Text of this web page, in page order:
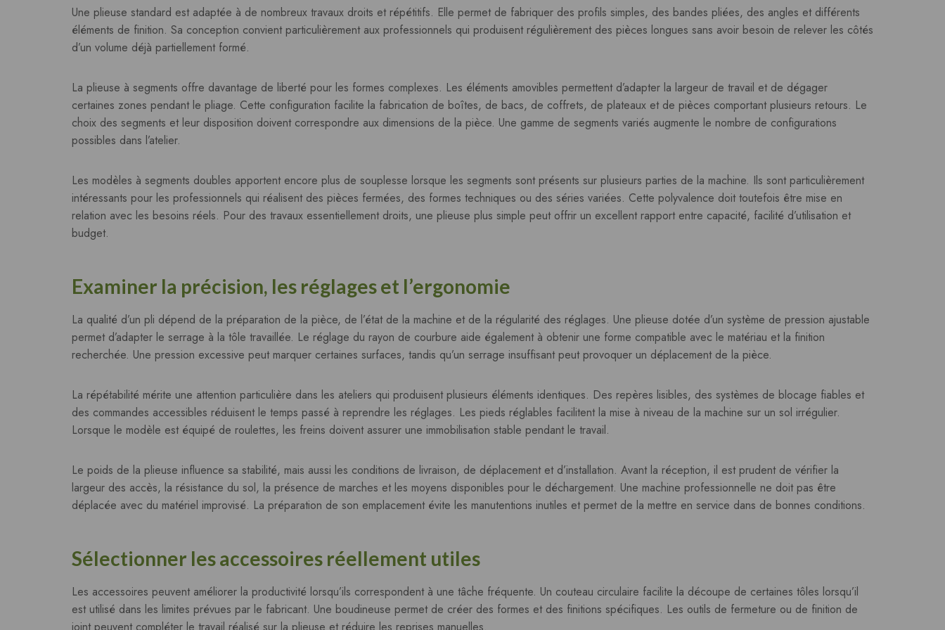
Une plieuse standard est adaptée à de nombreux travaux droits et répétitifs. Elle permet de fabriquer des profils simples, des bandes pliées, des angles et différents
éléments de finition. Sa conception convient particulièrement aux professionnels qui produisent régulièrement des pièces longues sans avoir besoin de relever les côtés
d’un volume déjà partiellement formé.
La plieuse à segments offre davantage de liberté pour les formes complexes. Les éléments amovibles permettent d’adapter la largeur de travail et de dégager
certaines zones pendant le pliage. Cette configuration facilite la fabrication de boîtes, de bacs, de coffrets, de plateaux et de pièces comportant plusieurs retours. Le
choix des segments et leur disposition doivent correspondre aux dimensions de la pièce. Une gamme de segments variés augmente le nombre de configurations
possibles dans l’atelier.
Les modèles à segments doubles apportent encore plus de souplesse lorsque les segments sont présents sur plusieurs parties de la machine. Ils sont particulièrement
intéressants pour les professionnels qui réalisent des pièces fermées, des formes techniques ou des séries variées. Cette polyvalence doit toutefois être mise en
relation avec les besoins réels. Pour des travaux essentiellement droits, une plieuse plus simple peut offrir un excellent rapport entre capacité, facilité d’utilisation et
budget.
Examiner la précision, les réglages et l’ergonomie
La qualité d’un pli dépend de la préparation de la pièce, de l’état de la machine et de la régularité des réglages. Une plieuse dotée d’un système de pression ajustable
permet d’adapter le serrage à la tôle travaillée. Le réglage du rayon de courbure aide également à obtenir une forme compatible avec le matériau et la finition
recherchée. Une pression excessive peut marquer certaines surfaces, tandis qu’un serrage insuffisant peut provoquer un déplacement de la pièce.
La répétabilité mérite une attention particulière dans les ateliers qui produisent plusieurs éléments identiques. Des repères lisibles, des systèmes de blocage fiables et
des commandes accessibles réduisent le temps passé à reprendre les réglages. Les pieds réglables facilitent la mise à niveau de la machine sur un sol irrégulier.
Lorsque le modèle est équipé de roulettes, les freins doivent assurer une immobilisation stable pendant le travail.
Le poids de la plieuse influence sa stabilité, mais aussi les conditions de livraison, de déplacement et d’installation. Avant la réception, il est prudent de vérifier la
largeur des accès, la résistance du sol, la présence de marches et les moyens disponibles pour le déchargement. Une machine professionnelle ne doit pas être
déplacée avec du matériel improvisé. La préparation de son emplacement évite les manutentions inutiles et permet de la mettre en service dans de bonnes conditions.
Sélectionner les accessoires réellement utiles
Les accessoires peuvent améliorer la productivité lorsqu’ils correspondent à une tâche fréquente. Un couteau circulaire facilite la découpe de certaines tôles lorsqu’il
est utilisé dans les limites prévues par le fabricant. Une boudineuse permet de créer des formes et des finitions spécifiques. Les outils de fermeture ou de finition de